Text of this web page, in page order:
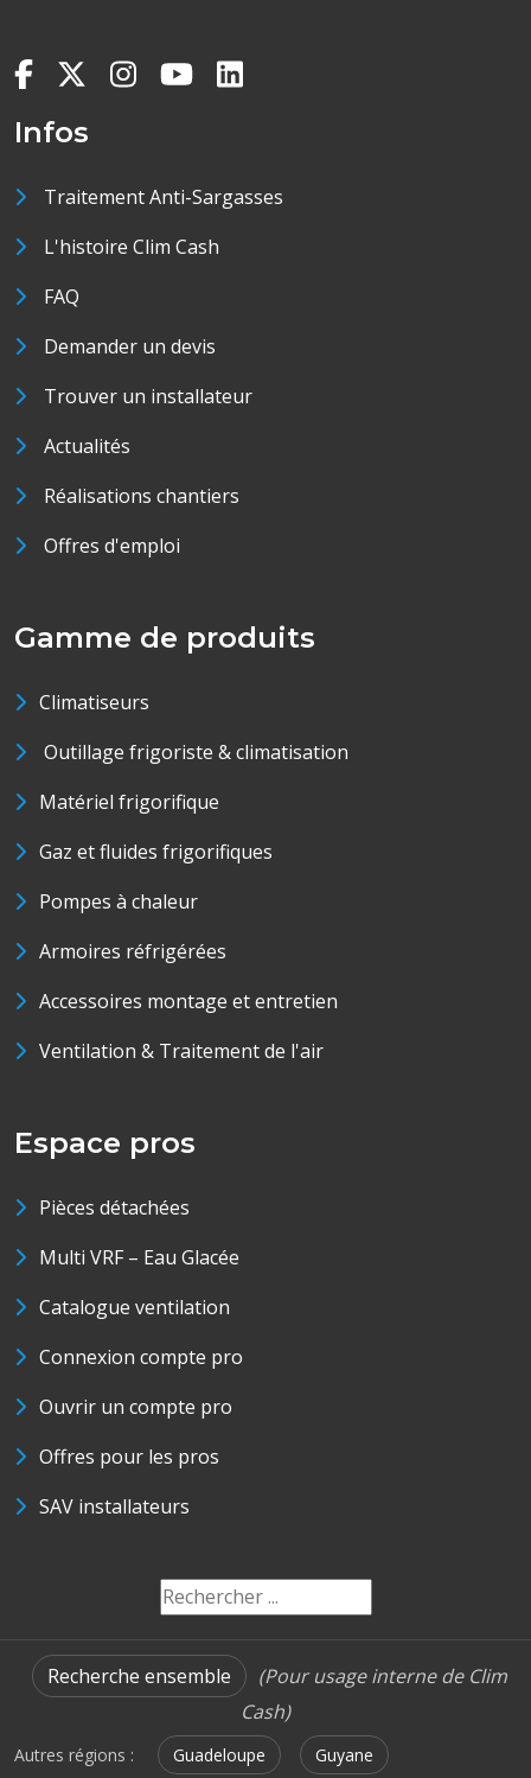
Infos
Traitement Anti-Sargasses
L'histoire Clim Cash
FAQ
Demander un devis
Trouver un installateur
Actualités
Réalisations chantiers
Offres d'emploi
Gamme de produits
Climatiseurs
Outillage frigoriste & climatisation
Matériel frigorifique
Gaz et fluides frigorifiques
Pompes à chaleur
Armoires réfrigérées
Accessoires montage et entretien
Ventilation & Traitement de l'air
Espace pros
Pièces détachées
Multi VRF – Eau Glacée
Catalogue ventilation
Connexion compte pro
Ouvrir un compte pro
Offres pour les pros
SAV installateurs
Recherche ensemble
(Pour usage interne de Clim
Cash)
Autres régions : Guadeloupe Guyane